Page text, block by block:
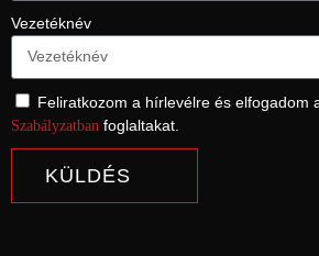
Vezetéknév
Feliratkozom a hírlevélre és elfogadom
Szabályzatban foglaltakat.
KÜLDÉS